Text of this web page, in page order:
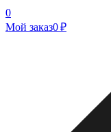
0
Мой заказ0 ₽